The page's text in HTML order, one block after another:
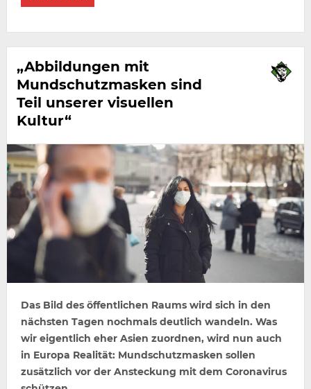
„Abbildungen mit
Mundschutzmasken sind
Teil unserer visuellen
Kultur“
Das Bild des öffentlichen Raums wird sich in den
nächsten Tagen nochmals deutlich wandeln. Was
wir eigentlich eher Asien zuordnen, wird nun auch
in Europa Realität: Mundschutzmasken sollen
zusätzlich vor der Ansteckung mit dem Coronavirus